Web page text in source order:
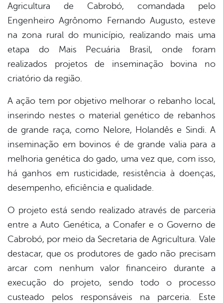
Agricultura de Cabrobó, comandada pelo
Engenheiro Agrônomo Fernando Augusto, esteve
na zona rural do município, realizando mais uma
etapa do Mais Pecuária Brasil, onde foram
realizados projetos de inseminação bovina no
criatório da região.
A ação tem por objetivo melhorar o rebanho local,
inserindo nestes o material genético de rebanhos
de grande raça, como Nelore, Holandês e Sindi. A
inseminação em bovinos é de grande valia para a
melhoria genética do gado, uma vez que, com isso,
há ganhos em rusticidade, resistência à doenças,
desempenho, eficiência e qualidade.
O projeto está sendo realizado através de parceria
entre a Auto Genética, a Conafer e o Governo de
Cabrobó, por meio da Secretaria de Agricultura. Vale
destacar, que os produtores de gado não precisam
arcar com nenhum valor financeiro durante a
execução do projeto, sendo todo o processo
custeado pelos responsáveis na parceria. Este